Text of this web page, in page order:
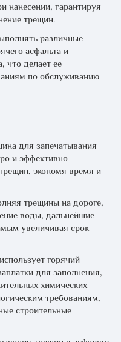
нанесении, гарантируя
трещин.
различные
асфальта и
что делает ее
по обслуживанию
для запечатывания
и эффективно
экономя время и
трещины на дороге,
воды, дальнейшие
увеличивая срок
горячий
для заполнения,
химических
требованиям,
строительные